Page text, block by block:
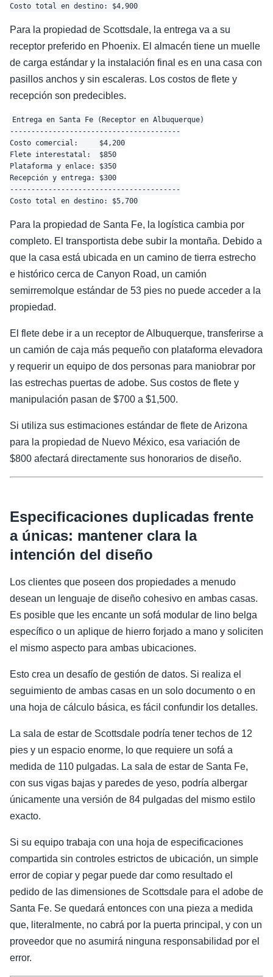
Para la propiedad de Scottsdale, la entrega va a su
receptor preferido en Phoenix. El almacén tiene un muelle
de carga estándar y la instalación final es en una casa con
pasillos anchos y sin escaleras. Los costos de flete y
recepción son predecibles.
Entrega en Santa Fe (Receptor en Albuquerque)
----------------------------------------
Costo comercial:     $4,200
Flete interestatal:  $850
Plataforma y enlace: $350
Recepción y entrega: $300
----------------------------------------
Para la propiedad de Santa Fe, la logística cambia por
completo. El transportista debe subir la montaña. Debido a
que la casa está ubicada en un camino de tierra estrecho
e histórico cerca de Canyon Road, un camión
semirremolque estándar de 53 pies no puede acceder a la
propiedad.
El flete debe ir a un receptor de Albuquerque, transferirse a
un camión de caja más pequeño con plataforma elevadora
y requerir un equipo de dos personas para maniobrar por
las estrechas puertas de adobe. Sus costos de flete y
manipulación pasan de $700 a $1,500.
Si utiliza sus estimaciones estándar de flete de Arizona
para la propiedad de Nuevo México, esa variación de
$800 afectará directamente sus honorarios de diseño.
Especificaciones duplicadas frente
a únicas: mantener clara la
intención del diseño
Los clientes que poseen dos propiedades a menudo
desean un lenguaje de diseño cohesivo en ambas casas.
Es posible que les encante un sofá modular de lino belga
específico o un aplique de hierro forjado a mano y soliciten
el mismo aspecto para ambas ubicaciones.
Esto crea un desafío de gestión de datos. Si realiza el
seguimiento de ambas casas en un solo documento o en
una hoja de cálculo básica, es fácil confundir los detalles.
La sala de estar de Scottsdale podría tener techos de 12
pies y un espacio enorme, lo que requiere un sofá a
medida de 110 pulgadas. La sala de estar de Santa Fe,
con sus vigas bajas y paredes de yeso, podría albergar
únicamente una versión de 84 pulgadas del mismo estilo
exacto.
Si su equipo trabaja con una hoja de especificaciones
compartida sin controles estrictos de ubicación, un simple
error de copiar y pegar puede dar como resultado el
pedido de las dimensiones de Scottsdale para el adobe de
Santa Fe. Se quedará entonces con una pieza a medida
que, literalmente, no cabrá por la puerta principal, y con un
proveedor que no asumirá ninguna responsabilidad por el
error.